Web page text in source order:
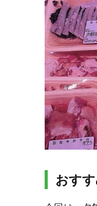
おす